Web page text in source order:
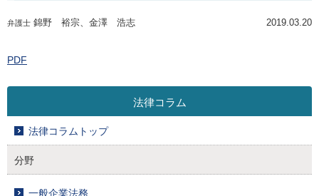
o
弁護士 錦野 裕宗、金澤 浩志 2019.03.20
PDF
法律コラム
法律コラムトップ
分野
一般企業法務